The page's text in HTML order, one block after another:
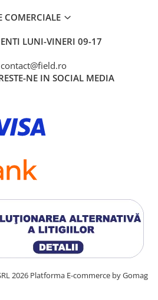
COMERCIALE
LUNI-VINERI 09-17
contact@field.ro
NE IN SOCIAL MEDIA
2026 Platforma E-commerce by Gomag